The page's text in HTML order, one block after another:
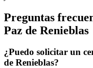
Preguntas
Paz de Renieblas
¿Puedo solicitar un
de Renieblas?